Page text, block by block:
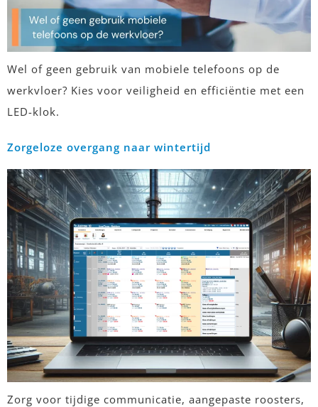
Wel of geen gebruik van mobiele telefoons op de
werkvloer? Kies voor veiligheid en efficiëntie met een
LED-klok.
Zorgeloze overgang naar wintertijd
Zorg voor tijdige communicatie, aangepaste roosters,